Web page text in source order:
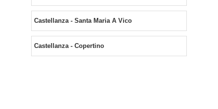
Castellanza - Santa Maria A Vico
Castellanza - Copertino